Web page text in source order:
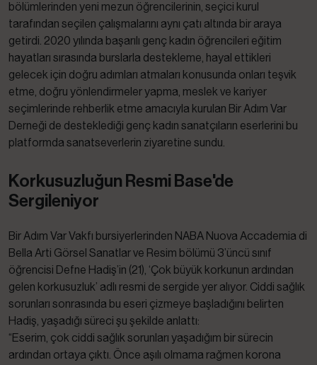
bölümlerinden yeni mezun öğrencilerinin, seçici kurul
tarafından seçilen çalışmalarını aynı çatı altında bir araya
getirdi. 2020 yılında başarılı genç kadın öğrencileri eğitim
hayatları sırasında burslarla destekleme, hayal ettikleri
gelecek için doğru adımları atmaları konusunda onları teşvik
etme, doğru yönlendirmeler yapma, meslek ve kariyer
seçimlerinde rehberlik etme amacıyla kurulan Bir Adım Var
Derneği de desteklediği genç kadın sanatçıların eserlerini bu
platformda sanatseverlerin ziyaretine sundu.
Korkusuzluğun Resmi Base'de
Sergileniyor
Bir Adım Var Vakfı bursiyerlerinden NABA Nuova Accademia di
Bella Arti Görsel Sanatlar ve Resim bölümü 3’üncü sınıf
öğrencisi Defne Hadiş’in (21), ‘Çok büyük korkunun ardından
gelen korkusuzluk’ adlı resmi de sergide yer alıyor. Ciddi sağlık
sorunları sonrasında bu eseri çizmeye başladığını belirten
Hadiş, yaşadığı süreci şu şekilde anlattı:
“Eserim, çok ciddi sağlık sorunları yaşadığım bir sürecin
ardından ortaya çıktı. Önce aşılı olmama rağmen korona